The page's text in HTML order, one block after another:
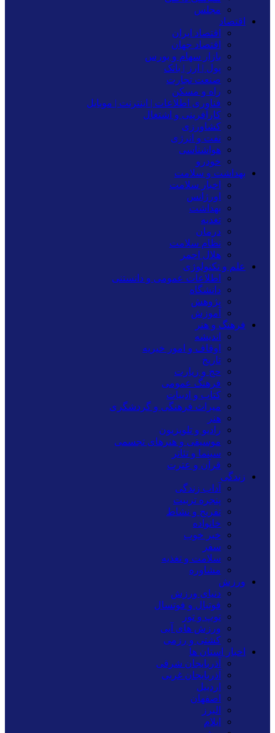
مجلس
اقتصاد
اقتصاد ایران
اقتصاد جهان
بازار سهام و بورس
پول | ارز | بانک
صنعت تجارت
راه و مسکن
فناوری اطلاعات | اینترنت | موبایل
کارآفرینی و اشتغال
کشاورزی
نفت و انرژی
هواشناسی
خودرو
بهداشت و سلامت
اخبار سلامت
اورژانس
بهداشت
تغدیه
درمان
نظام سلامت
هلال احمر
علم و تکنولوژی
اطلاعات عمومی و دانستنی
دانشگاه
پژوهش
آموزش
فرهنگ و هنر
اندیشه
اوقاف و امور خیریه
تاریخ
حج و زیارت
فرهنگ عمومی
کتاب و ادبیات
میراث فرهنگی و گردشگری
هنر
رادیو و تلویزیون
موسیقی و هنرهای تجسمی
سینما و تئاتر
قرآن و عترت
زندگی
آداب زندگی
پنجره تربیت
تفریح و نشاط
خانواده
خبر خوب
سفر
سلامت و تغذیه
مشاوره
ورزش
دنیای ورزش
فوتبال و فوتسال
توپ و تور
ورزش های آبی
کشتی و رزمی
اخبار استان ها
آذربایجان شرقی
آذربایجان غربی
اردبیل
اصفهان
البرز
ایلام